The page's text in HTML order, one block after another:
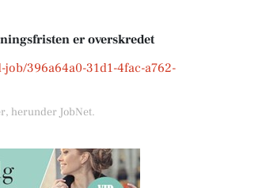
er overskredet
396a64a0-31d1-4fac-a762-
herunder JobNet.